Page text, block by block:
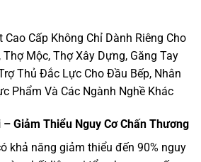
Cao Cấp Không Chỉ Dành Riêng Cho
Thợ Mộc, Thợ Xây Dựng, Găng Tay
Thủ Đắc Lực Cho Đầu Bếp, Nhân
Phẩm Và Các Ngành Nghề Khác
Giảm Thiểu Nguy Cơ Chấn Thương
khả năng giảm thiểu đến 90% nguy